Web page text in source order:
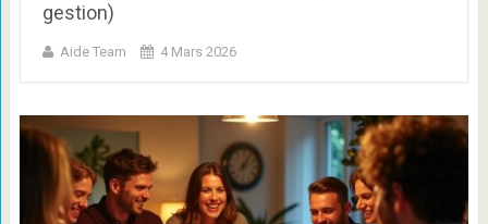
gestion)
Aide Team 4 Mars 2026